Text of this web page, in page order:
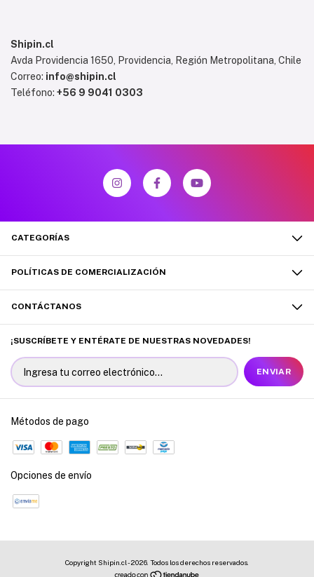
Shipin.cl
Avda Providencia 1650, Providencia, Región Metropolitana, Chile
Correo: info@shipin.cl
Teléfono: +56 9 9041 0303
CATEGORÍAS
POLÍTICAS DE COMERCIALIZACIÓN
CONTÁCTANOS
¡SUSCRÍBETE Y ENTÉRATE DE NUESTRAS NOVEDADES!
Métodos de pago
Opciones de envío
Copyright Shipin.cl - 2026. Todos los derechos reservados.